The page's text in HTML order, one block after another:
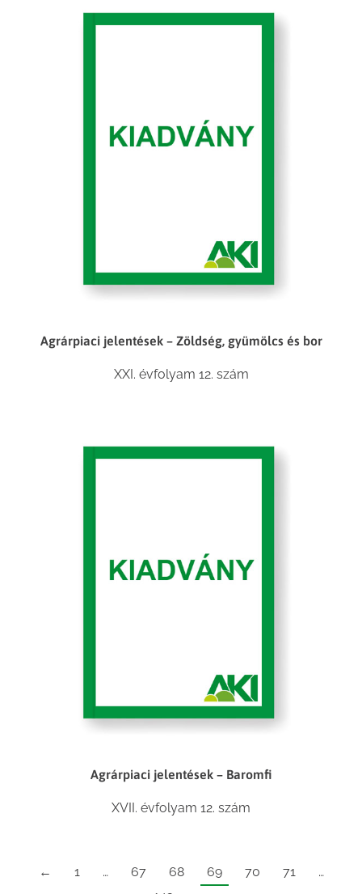
Agrárpiaci jelentések – Zöldség, gyümölcs és bor
XXI. évfolyam 12. szám
Agrárpiaci jelentések – Baromfi
XVII. évfolyam 12. szám
← 1 … 67 68 69 70 71
…